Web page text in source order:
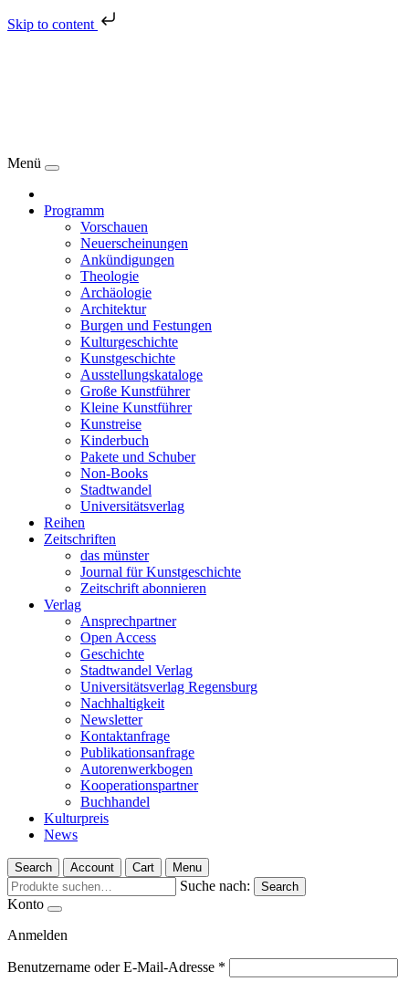
Skip to content
Menü
Programm
Vorschauen
Neuerscheinungen
Ankündigungen
Theologie
Archäologie
Architektur
Burgen und Festungen
Kulturgeschichte
Kunstgeschichte
Ausstellungskataloge
Große Kunstführer
Kleine Kunstführer
Kunstreise
Kinderbuch
Pakete und Schuber
Non-Books
Stadtwandel
Universitätsverlag
Reihen
Zeitschriften
das münster
Journal für Kunstgeschichte
Zeitschrift abonnieren
Verlag
Ansprechpartner
Open Access
Geschichte
Stadtwandel Verlag
Universitätsverlag Regensburg
Nachhaltigkeit
Newsletter
Kontaktanfrage
Publikationsanfrage
Autorenwerkbogen
Kooperationspartner
Buchhandel
Kulturpreis
News
Search Account Cart Menu
Suche nach: Search
Konto
Anmelden
Benutzername oder E-Mail-Adresse *